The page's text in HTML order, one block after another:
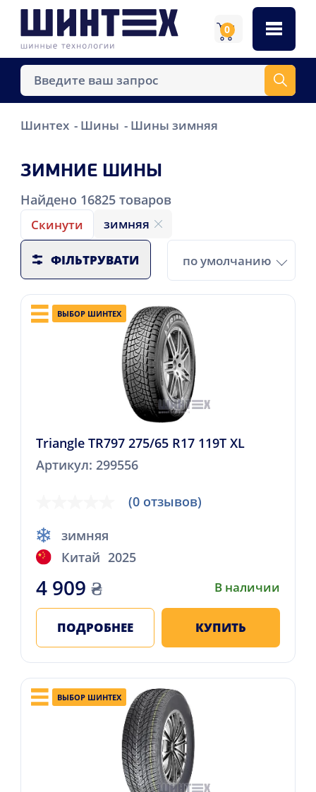
0
Шинтех Шины Шины зимняя
ЗИМНИЕ ШИНЫ
Найдено 16825товаров
Скинути зимняя
ФІЛЬТРУВАТИ по умолчанию
ВЫБОР ШИНТЕХ
Triangle TR797 275/65 R17 119T XL
Артикул: 299556
(0 отзывов)
зимняя
Китай 2025
4 909 ₴ В наличии
ПОДРОБНЕЕ КУПИТЬ
ВЫБОР ШИНТЕХ